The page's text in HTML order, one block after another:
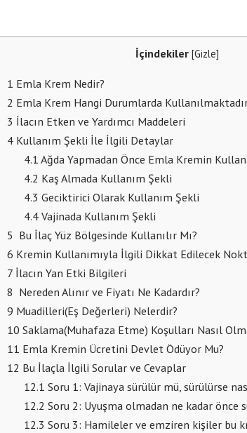
İçindekiler [Gizle]
1 Emla Krem Nedir?
2 Emla Krem Hangi Durumlarda
3 İlacın Etken ve Yardımcı Maddeleri
4 Kullanım Şekli İle İlgili Detaylar
4.1 Ağda Yapmadan Önce Emla Kremin
4.2 Kaş Almada Kullanım Şekli
4.3 Geciktirici Olarak Kullanım Şekli
4.4 Vajinada Kullanım Şekli
5 Bu İlaç Yüz Bölgesinde Kullanılır Mı?
6 Kremin Kullanımıyla İlgili Dikkat Edilecek
7 İlacın Yan Etki Bilgileri
8 Nereden Alınır ve Fiyatı Ne Kadardır?
9 Muadilleri(Eş Değerleri) Nelerdir?
10 Saklama(Muhafaza Etme) Koşulları Nasıl
11 Emla Kremin Ücretini Devlet Ödüyor Mu?
12 Bu İlaçla İlgili Sorular ve Cevaplar
12.1 Soru 1: Vajinaya sürülür mü, sürülürse
12.2 Soru 2: Uyuşma olmadan ne kadar önce
12.3 Soru 3: Hamileler ve emziren kişiler bu